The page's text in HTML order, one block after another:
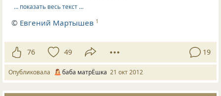
… показать весь текст …
© Евгений Мартышев 1
76 49 19
Опубликовала баба матрЁшка 21 окт 2012